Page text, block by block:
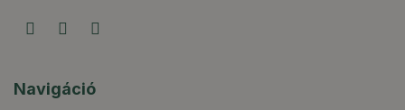
Navigáció